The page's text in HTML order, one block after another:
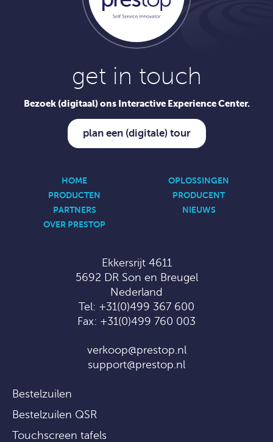
get in touch
Bezoek (digitaal) ons Interactive Experience Center.
plan een (digitale) tour
HOME
OPLOSSINGEN
PRODUCTEN
PRODUCENT
PARTNERS
NIEUWS
OVER PRESTOP
Ekkersrijt 4611
5692 DR Son en Breugel
Nederland
Tel: +31(0)499 367 600
Fax: +31(0)499 760 003
verkoop@prestop.nl
support@prestop.nl
Bestelzuilen
Bestelzuilen QSR
Touchscreen tafels